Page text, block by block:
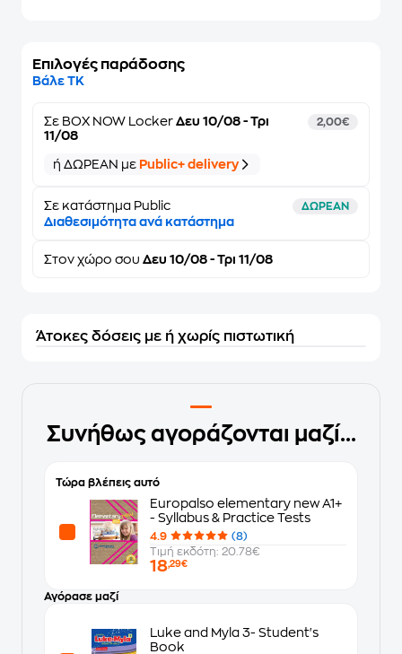
Επιλογές παράδοσης
Βάλε ΤΚ
Σε BOX NOW Locker Δευ 10/08 - Τρι
11/08
2,00€
ή ΔΩΡΕΑΝ με Public+ delivery
Σε κατάστημα Public ΔΩΡΕΑΝ
Διαθεσιμότητα ανά κατάστημα
Στον χώρο σου Δευ 10/08 - Τρι 11/08
Άτοκες δόσεις με ή χωρίς πιστωτική
Συνήθως αγοράζονται μαζί...
Τώρα βλέπεις αυτό
Europalso elementary new A1+
- Syllabus & Practice Tests
4.9
(8)
Τιμή εκδότη: 20.78€
18,29€
Αγόρασε μαζί
Luke and Myla 3- Student's
Book